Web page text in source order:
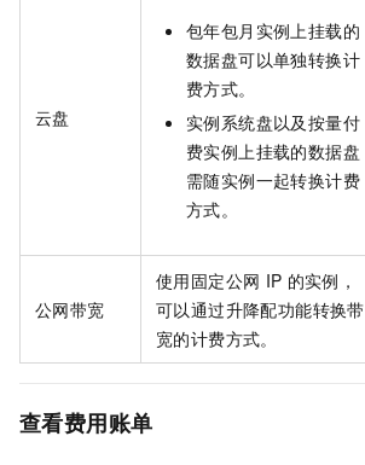
云盘
包年包月实例上挂载的
数据盘可以单独转换计
费方式。
实例系统盘以及按量付
费实例上挂载的数据盘
需随实例一起转换计费
方式。
公网带宽
使用固定公网 IP 的实例，
可以通过升降配功能转换带
宽的计费方式。
查看费用账单